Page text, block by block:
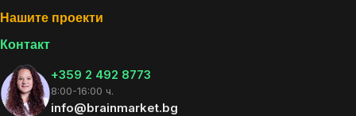
Нашите проекти
Контакт
+359 2 492 8773
8:00-16:00 ч.
info@brainmarket.bg